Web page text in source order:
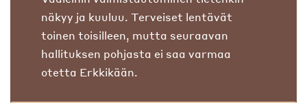
näkyy ja kuuluu. Terveiset lentävät
toinen toisilleen, mutta seuraavan
hallituksen pohjasta ei saa varmaa
otetta Erkkikään.